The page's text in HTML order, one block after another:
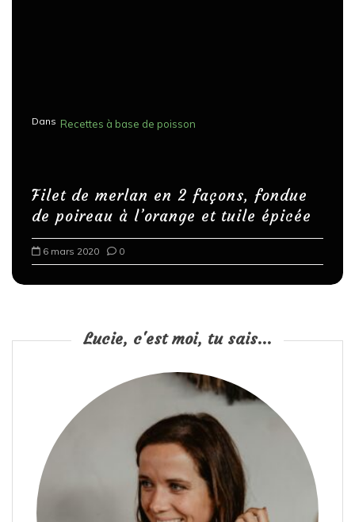
Dans Recettes à base de poisson
Filet de merlan en 2 façons, fondue
de poireau à l’orange et tuile épicée
6 mars 2020 0
Lucie, c'est moi, tu sais...